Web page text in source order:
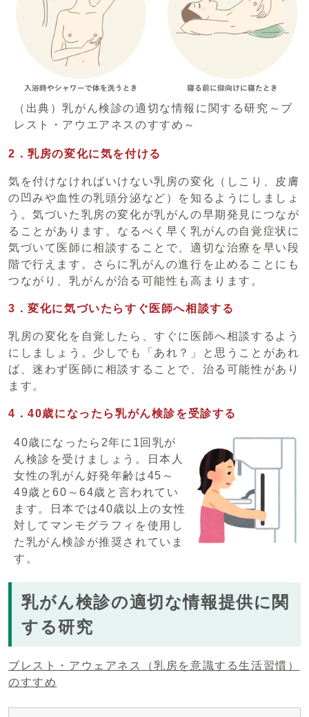
（出典）乳がん検診の適切な情報に関する研究～ブ
レスト・アウエアネスのすすめ～
2．乳房の変化に気を付ける
気を付けなければいけない乳房の変化（しこり、皮膚
の凹みや血性の乳頭分泌など）を知るようにしましょ
う。気づいた乳房の変化が乳がんの早期発見につなが
ることがあります。なるべく早く乳がんの自覚症状に
気づいて医師に相談することで、適切な治療を早い段
階で行えます。さらに乳がんの進行を止めることにも
つながり、乳がんが治る可能性も高まります。
3．変化に気づいたらすぐ医師へ相談する
乳房の変化を自覚したら、すぐに医師へ相談するよう
にしましょう。少しでも「あれ？」と思うことがあれ
ば、迷わず医師に相談することで、治る可能性があり
ます。
4．40歳になったら乳がん検診を受診する
40歳になったら2年に1回乳が
ん検診を受けましょう。日本人
女性の乳がん好発年齢は45～
49歳と60～64歳と言われてい
ます。日本では40歳以上の女性
対してマンモグラフィを使用し
た乳がん検診が推奨されていま
す。
乳がん検診の適切な情報提供に関
する研究
ブレスト・アウェアネス（乳房を意識する生活習慣）
のすすめ